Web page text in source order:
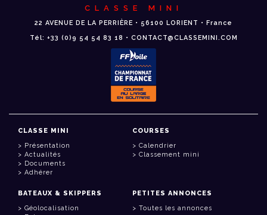
CLASSE MINI
22 AVENUE DE LA PERRIÈRE • 56100 LORIENT • France
Tél: +33 (0)9 54 54 83 18 • CONTACT@CLASSEMINI.COM
CLASSE MINI
Présentation
Actualités
Documents
Adhérer
COURSES
Calendrier
Classement mini
BATEAUX & SKIPPERS
Géolocalisation
PETITES ANNONCES
Toutes les annonces